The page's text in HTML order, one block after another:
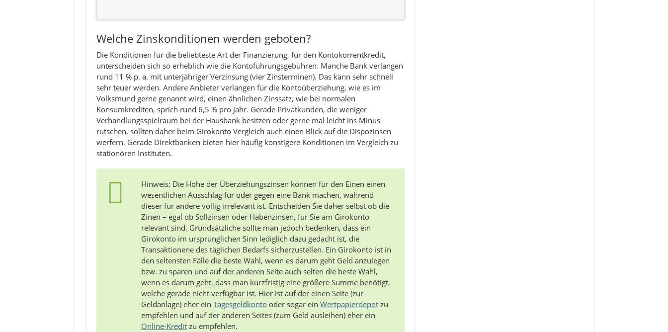
Welche Zinskonditionen werden geboten?
Die Konditionen für die beliebteste Art der Finanzierung, für den Kontokorrentkredit,
unterscheiden sich so erheblich wie die Kontoführungsgebühren. Manche Bank verlangen
rund 11 % p. a. mit unterjähriger Verzinsung (vier Zinsterminen). Das kann sehr schnell
sehr teuer werden. Andere Anbieter verlangen für die Kontoüberziehung, wie es im
Volksmund gerne genannt wird, einen ähnlichen Zinssatz, wie bei normalen
Konsumkrediten, sprich rund 6,5 % pro Jahr. Gerade Privatkunden, die weniger
Verhandlungsspielraum bei der Hausbank besitzen oder gerne mal leicht ins Minus
rutschen, sollten daher beim Girokonto Vergleich auch einen Blick auf die Dispozinsen
werfern. Gerade Direktbanken bieten hier häufig konstigere Konditionen im Vergleich zu
stationören Instituten.
Hinweis: Die Höhe der Überziehungszinsen können für den Einen einen
wesentlichen Ausschlag für oder gegen eine Bank machen, während
dieser für andere völlig irrelevant ist. Entscheiden Sie daher selbst ob die
Zinen – egal ob Sollzinsen oder Habenzinsen, für Sie am Girokonto
relevant sind. Grundsätzliche sollte man jedoch bedenken, dass ein
Girokonto im ursprünglichen Sinn lediglich dazu gedacht ist, die
Transaktionene des täglichen Bedarfs sicherzustellen. Ein Girokonto ist in
den seltensten Fälle die beste Wahl, wenn es darum geht Geld anzulegen
bzw. zu sparen und auf der anderen Seite auch selten die beste Wahl,
wenn es darum geht, dass man kurzfristig eine größere Summe benötigt,
welche gerade nicht verfügbar ist. Hier ist auf der einen Seite (zur
Geldanlage) eher ein Tagesgeldkontooder sogar ein Wertpapierdepotzu
empfehlen und auf der anderen Seites (zum Geld ausleihen) eher ein
Online-Kreditzu empfehlen.